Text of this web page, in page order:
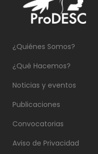
¿Quiénes Somos?
¿Qué Hacemos?
Noticias y eventos
Publicaciones
Convocatorias
Aviso de Privacidad